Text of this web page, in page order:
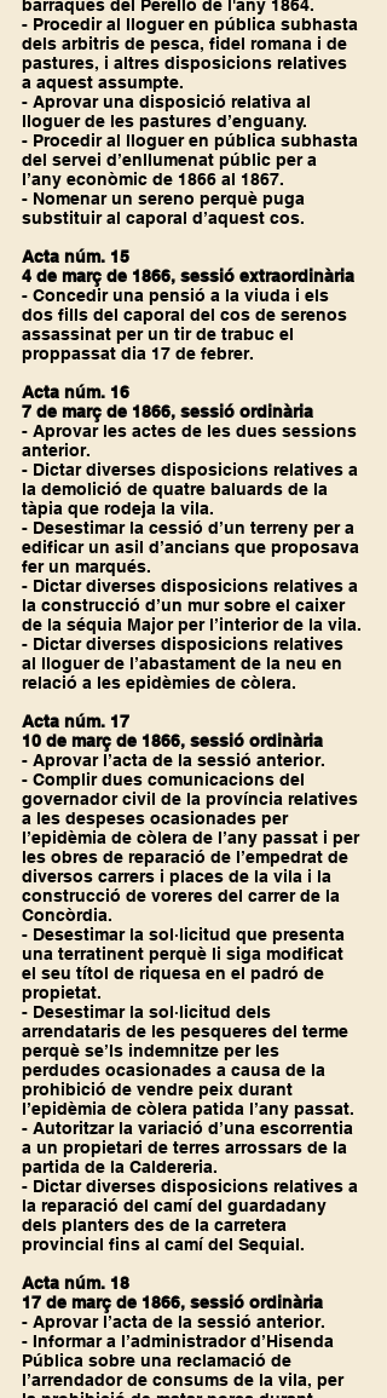
barraques del Perelló de l'any 1864.
- Procedir al lloguer en pública subhasta
dels arbitris de pesca, fidel romana i de
pastures, i altres disposicions relatives
a aquest assumpte.
- Aprovar una disposició relativa al
lloguer de les pastures d’enguany.
- Procedir al lloguer en pública subhasta
del servei d’enllumenat públic per a
l’any econòmic de 1866 al 1867.
- Nomenar un sereno perquè puga
substituir al caporal d’aquest cos.
Acta núm. 15
4 de març de 1866, sessió extraordinària
- Concedir una pensió a la viuda i els
dos fills del caporal del cos de serenos
assassinat per un tir de trabuc el
proppassat dia 17 de febrer.
Acta núm. 16
7 de març de 1866, sessió ordinària
- Aprovar les actes de les dues sessions
anterior.
- Dictar diverses disposicions relatives a
la demolició de quatre baluards de la
tàpia que rodeja la vila.
- Desestimar la cessió d’un terreny per a
edificar un asil d’ancians que proposava
fer un marqués.
- Dictar diverses disposicions relatives a
la construcció d’un mur sobre el caixer
de la séquia Major per l’interior de la vila.
- Dictar diverses disposicions relatives
al lloguer de l’abastament de la neu en
relació a les epidèmies de còlera.
Acta núm. 17
10 de març de 1866, sessió ordinària
- Aprovar l’acta de la sessió anterior.
- Complir dues comunicacions del
governador civil de la província relatives
a les despeses ocasionades per
l’epidèmia de còlera de l’any passat i per
les obres de reparació de l’empedrat de
diversos carrers i places de la vila i la
construcció de voreres del carrer de la
Concòrdia.
- Desestimar la sol·licitud que presenta
una terratinent perquè li siga modificat
el seu títol de riquesa en el padró de
propietat.
- Desestimar la sol·licitud dels
arrendataris de les pesqueres del terme
perquè se’ls indemnitze per les
perdudes ocasionades a causa de la
prohibició de vendre peix durant
l’epidèmia de còlera patida l’any passat.
- Autoritzar la variació d’una escorrentia
a un propietari de terres arrossars de la
partida de la Caldereria.
- Dictar diverses disposicions relatives a
la reparació del camí del guardadany
dels planters des de la carretera
provincial fins al camí del Sequial.
Acta núm. 18
17 de març de 1866, sessió ordinària
- Aprovar l’acta de la sessió anterior.
- Informar a l’administrador d’Hisenda
Pública sobre una reclamació de
l’arrendador de consums de la vila, per